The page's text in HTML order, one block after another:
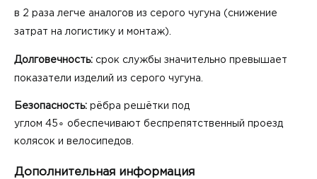
в 2 раза легче аналогов из серого чугуна (снижение
затрат на логистику и монтаж).
Долговечность: срок службы значительно превышает
показатели изделий из серого чугуна.
Безопасность: рёбра решётки под
углом 45∘ обеспечивают беспрепятственный проезд
колясок и велосипедов.
Дополнительная информация